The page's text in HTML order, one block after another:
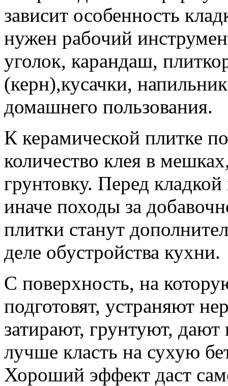
зависит особенность
нужен рабочий
уголок, карандаш,
(керн),кусачки,
домашнего пользования.
К керамической плитке
количество клея в
грунтовку. Перед
иначе походы за
плитки станут
деле обустройства кухни.
С поверхность, на
подготовят, устраняют
затирают, грунтуют,
лучше класть на сухую
Хороший эффект даст